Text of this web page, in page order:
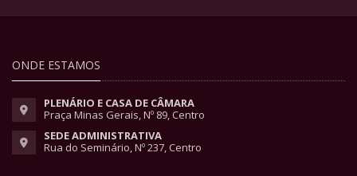
ONDE ESTAMOS
PLENÁRIO E CASA DE CÂMARA
Praça Minas Gerais, Nº 89, Centro
SEDE ADMINISTRATIVA
Rua do Seminário, Nº 237, Centro